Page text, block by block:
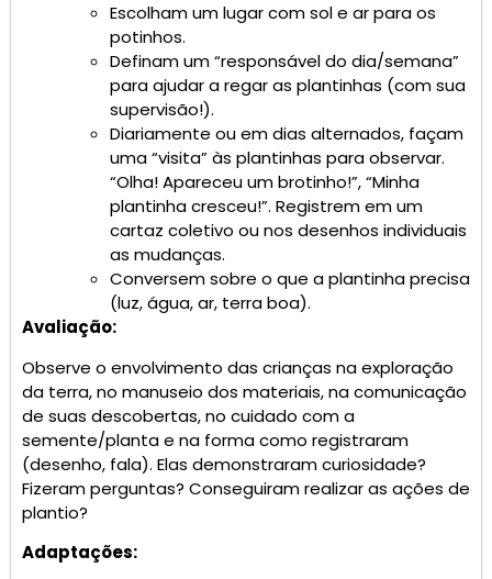
Escolham um lugar com sol e ar para os
potinhos.
Definam um “responsável do dia/semana”
para ajudar a regar as plantinhas (com sua
supervisão!).
Diariamente ou em dias alternados, façam
uma “visita” às plantinhas para observar.
“Olha! Apareceu um brotinho!”, “Minha
plantinha cresceu!”. Registrem em um
cartaz coletivo ou nos desenhos individuais
as mudanças.
Conversem sobre o que a plantinha precisa
(luz, água, ar, terra boa).
Avaliação:
Observe o envolvimento das crianças na exploração
da terra, no manuseio dos materiais, na comunicação
de suas descobertas, no cuidado com a
semente/planta e na forma como registraram
(desenho, fala). Elas demonstraram curiosidade?
Fizeram perguntas? Conseguiram realizar as ações de
plantio?
Adaptações: